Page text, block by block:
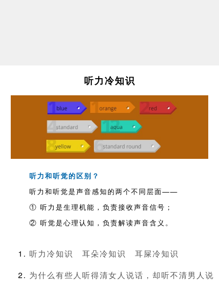
听力冷知识
听力和听觉的区别？
听力和听觉是声音感知的两个不同层面——
① 听力是生理机能，负责接收声音信号；
② 听觉是心理认知，负责解读声音含义。
听力冷知识 耳朵冷知识
耳屎冷知识
为什么有些人听得清女人说话，却听不清男人说